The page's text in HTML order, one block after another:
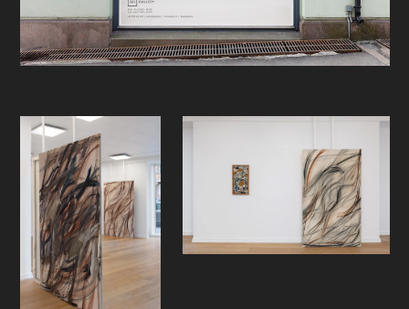
og det lette flytende, hvordan
strøkene tilsynelatende med verdens
Med sine organiske former låst i
betong befinner Gullesens
veggarbeider seg i landskapet
mellom det historiske og brutale,
men også det poetiske og naturlige.
I verkenes overflate leker øyet i de